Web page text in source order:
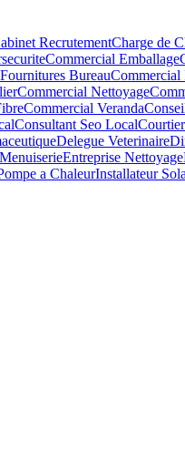
RecrutementCharge de
Commercial Emballage
BureauCommercial
Commercial Nettoyage
Commercial Veranda
Consultant Seo Local
Delegue Veterinaire
Entreprise Nettoyage
a ChaleurInstallateur